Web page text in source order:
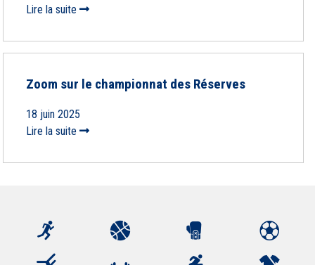
Lire la suite
Zoom sur le championnat des Réserves
18 juin 2025
Lire la suite